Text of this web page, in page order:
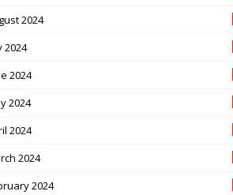
2024
2024
2024
2024
2024
2024
2024